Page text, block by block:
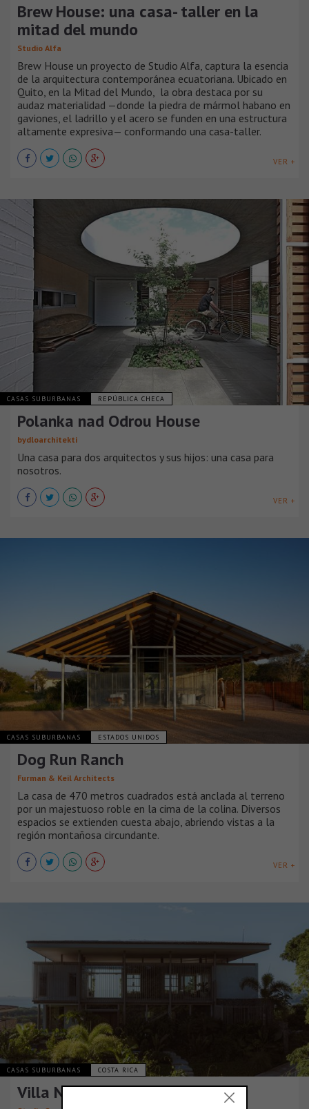
Brew House: una casa- taller en la
mitad del mundo
Studio Alfa
Brew House un proyecto de Studio Alfa, captura la esencia
de la arquitectura contemporánea ecuatoriana. Ubicado en
Quito, en la Mitad del Mundo, la obra destaca por su
audaz materialidad —donde la piedra de mármol habano en
gaviones, el ladrillo y el acero se funden en una estructura
altamente expresiva— conformando una casa-taller.
VER +
CASAS SUBURBANAS REPÚBLICA CHECA
Polanka nad Odrou House
bydloarchitekti
Una casa para dos arquitectos y sus hijos: una casa para
nosotros.
VER +
CASAS SUBURBANAS ESTADOS UNIDOS
Dog Run Ranch
Furman & Keil Architects
La casa de 470 metros cuadrados está anclada al terreno
por un majestuoso roble en la cima de la colina. Diversos
espacios se extienden cuesta abajo, abriendo vistas a la
región montañosa circundante.
VER +
CASAS SUBURBANAS COSTA RICA
Villa Nuri